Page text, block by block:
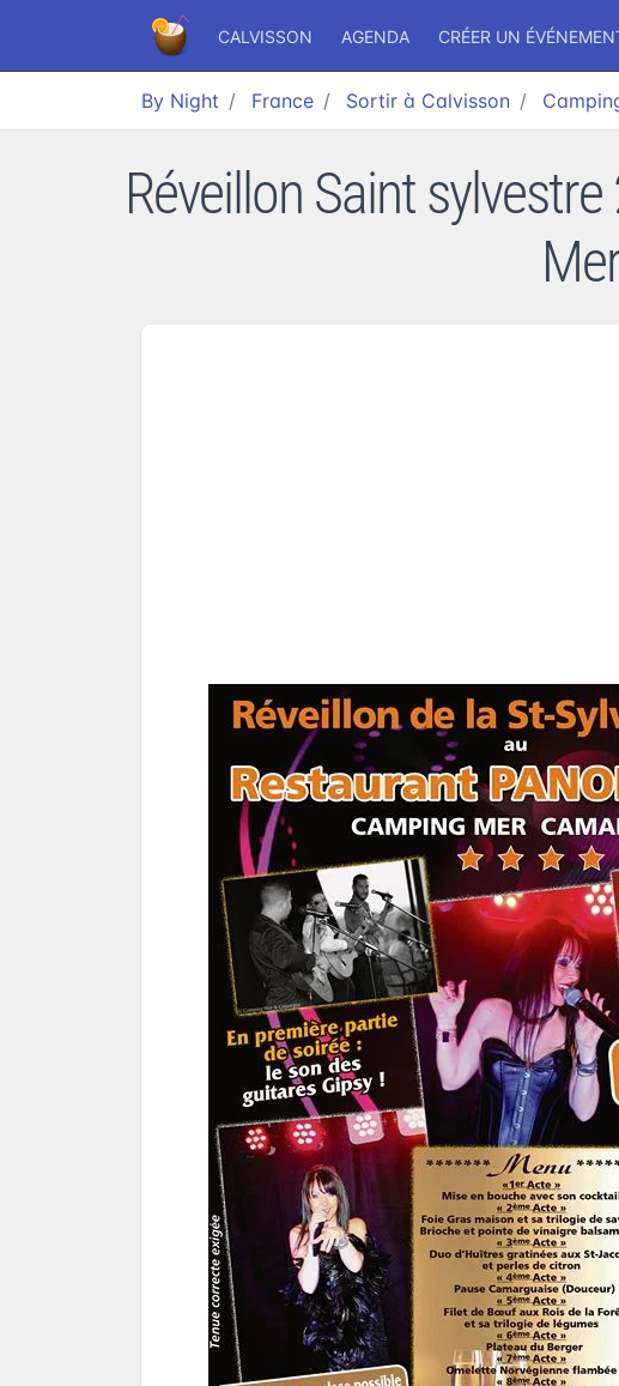
CALVISSON AGENDA CRÉER UN
By Night France Sortir à Calvisson
Réveillon Saint